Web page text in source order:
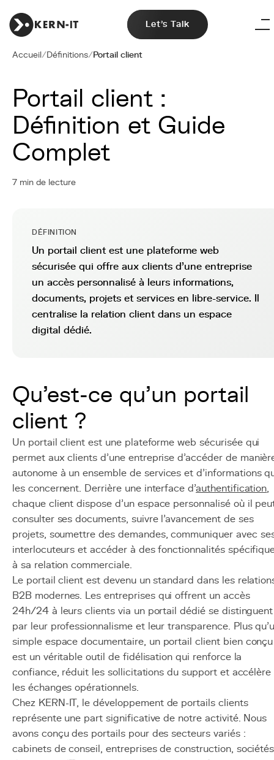
Let's Talk
Accueil/Définitions/Portail client
Portail client :
Définition et Guide
Complet
7 min de lecture
DÉFINITION
Un portail client est une plateforme web
sécurisée qui offre aux clients d'une entreprise
un accès personnalisé à leurs informations,
documents, projets et services en libre-service. Il
centralise la relation client dans un espace
digital dédié.
Qu'est-ce qu'un portail
client ?
Un portail client est une plateforme web sécurisée qui
permet aux clients d'une entreprise d'accéder de
autonome à un ensemble de services et d'informations
les concernent. Derrière une interface d'authentification,
chaque client dispose d'un espace personnalisé où il
consulter ses documents, suivre l'avancement de ses
projets, soumettre des demandes, communiquer avec
interlocuteurs et accéder à des fonctionnalités
à sa relation commerciale.
Le portail client est devenu un standard dans les
B2B modernes. Les entreprises qui offrent un accès
24h/24 à leurs clients via un portail dédié se distinguent
par leur professionnalisme et leur transparence. Plus
simple espace documentaire, un portail client bien conçu
est un véritable outil de fidélisation qui renforce la
confiance, réduit les sollicitations du support et accélère
les échanges opérationnels.
Chez KERN-IT, le développement de portails clients
représente une part significative de notre activité. Nous
avons conçu des portails pour des secteurs variés :
cabinets de conseil, entreprises de construction, sociétés